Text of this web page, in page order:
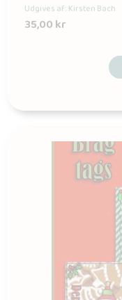
Udgives af: Kirsten Bach
35,00kr